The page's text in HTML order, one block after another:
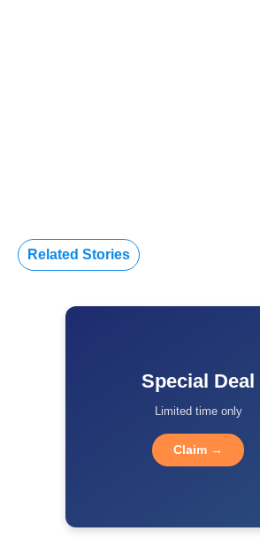
Related Stories
Special Deal
Limited time only
Claim →